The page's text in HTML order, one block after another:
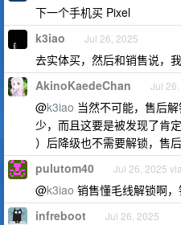
下一个手机买 Pixel
k3iao Jul 26, 2025
去实体买，然后和销售说，
AkinoKaedeChan Jul
@k3iao 当然不可能，售后
少，而且这要是被发现了肯
）后降级也不需要解锁，售
pulutom40 Jul 26, 2025
@k3iao 销售懂毛线解锁啊
infreboot Jul 26, 2025